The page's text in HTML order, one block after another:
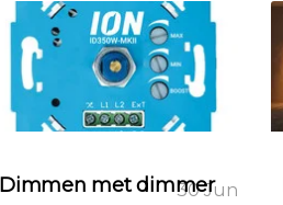
Dimmen met dimmer
30 Jun